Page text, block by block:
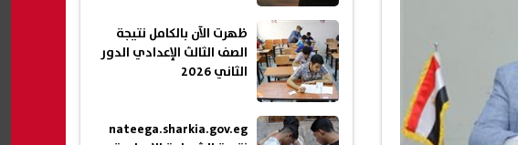
ظهرت الآن بالكامل نتيجة
الصف الثالث الإعدادي الدور
الثاني 2026
nateega.sharkia.gov.eg